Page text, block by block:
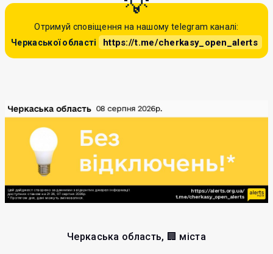
Отримуй сповіщення на нашому telegram каналі:
Черкаської області
https://t.me/cherkasy_open_alerts
Черкаська область, 🏢 міста